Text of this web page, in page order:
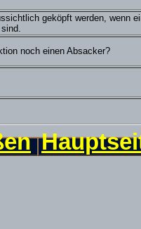
geköpft werden, wenn
noch einen Absacker?